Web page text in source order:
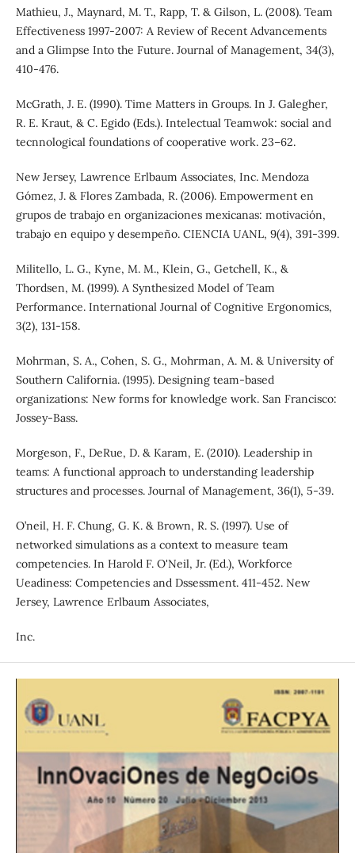
Mathieu, J., Maynard, M. T., Rapp, T. & Gilson, L. (2008). Team
Effectiveness 1997-2007: A Review of Recent Advancements
and a Glimpse Into the Future. Journal of Management, 34(3),
410-476.
McGrath, J. E. (1990). Time Matters in Groups. In J. Galegher,
R. E. Kraut, & C. Egido (Eds.). Intelectual Teamwok: social and
tecnnological foundations of cooperative work. 23–62.
New Jersey, Lawrence Erlbaum Associates, Inc. Mendoza
Gómez, J. & Flores Zambada, R. (2006). Empowerment en
grupos de trabajo en organizaciones mexicanas: motivación,
trabajo en equipo y desempeño. CIENCIA UANL, 9(4), 391-399.
Militello, L. G., Kyne, M. M., Klein, G., Getchell, K., &
Thordsen, M. (1999). A Synthesized Model of Team
Performance. International Journal of Cognitive Ergonomics,
3(2), 131-158.
Mohrman, S. A., Cohen, S. G., Mohrman, A. M. & University of
Southern California. (1995). Designing team-based
organizations: New forms for knowledge work. San Francisco:
Jossey-Bass.
Morgeson, F., DeRue, D. & Karam, E. (2010). Leadership in
teams: A functional approach to understanding leadership
structures and processes. Journal of Management, 36(1), 5-39.
O’neil, H. F. Chung, G. K. & Brown, R. S. (1997). Use of
networked simulations as a context to measure team
competencies. In Harold F. O'Neil, Jr. (Ed.), Workforce
Ueadiness: Competencies and Dssessment. 411-452. New
Jersey, Lawrence Erlbaum Associates,
Inc.